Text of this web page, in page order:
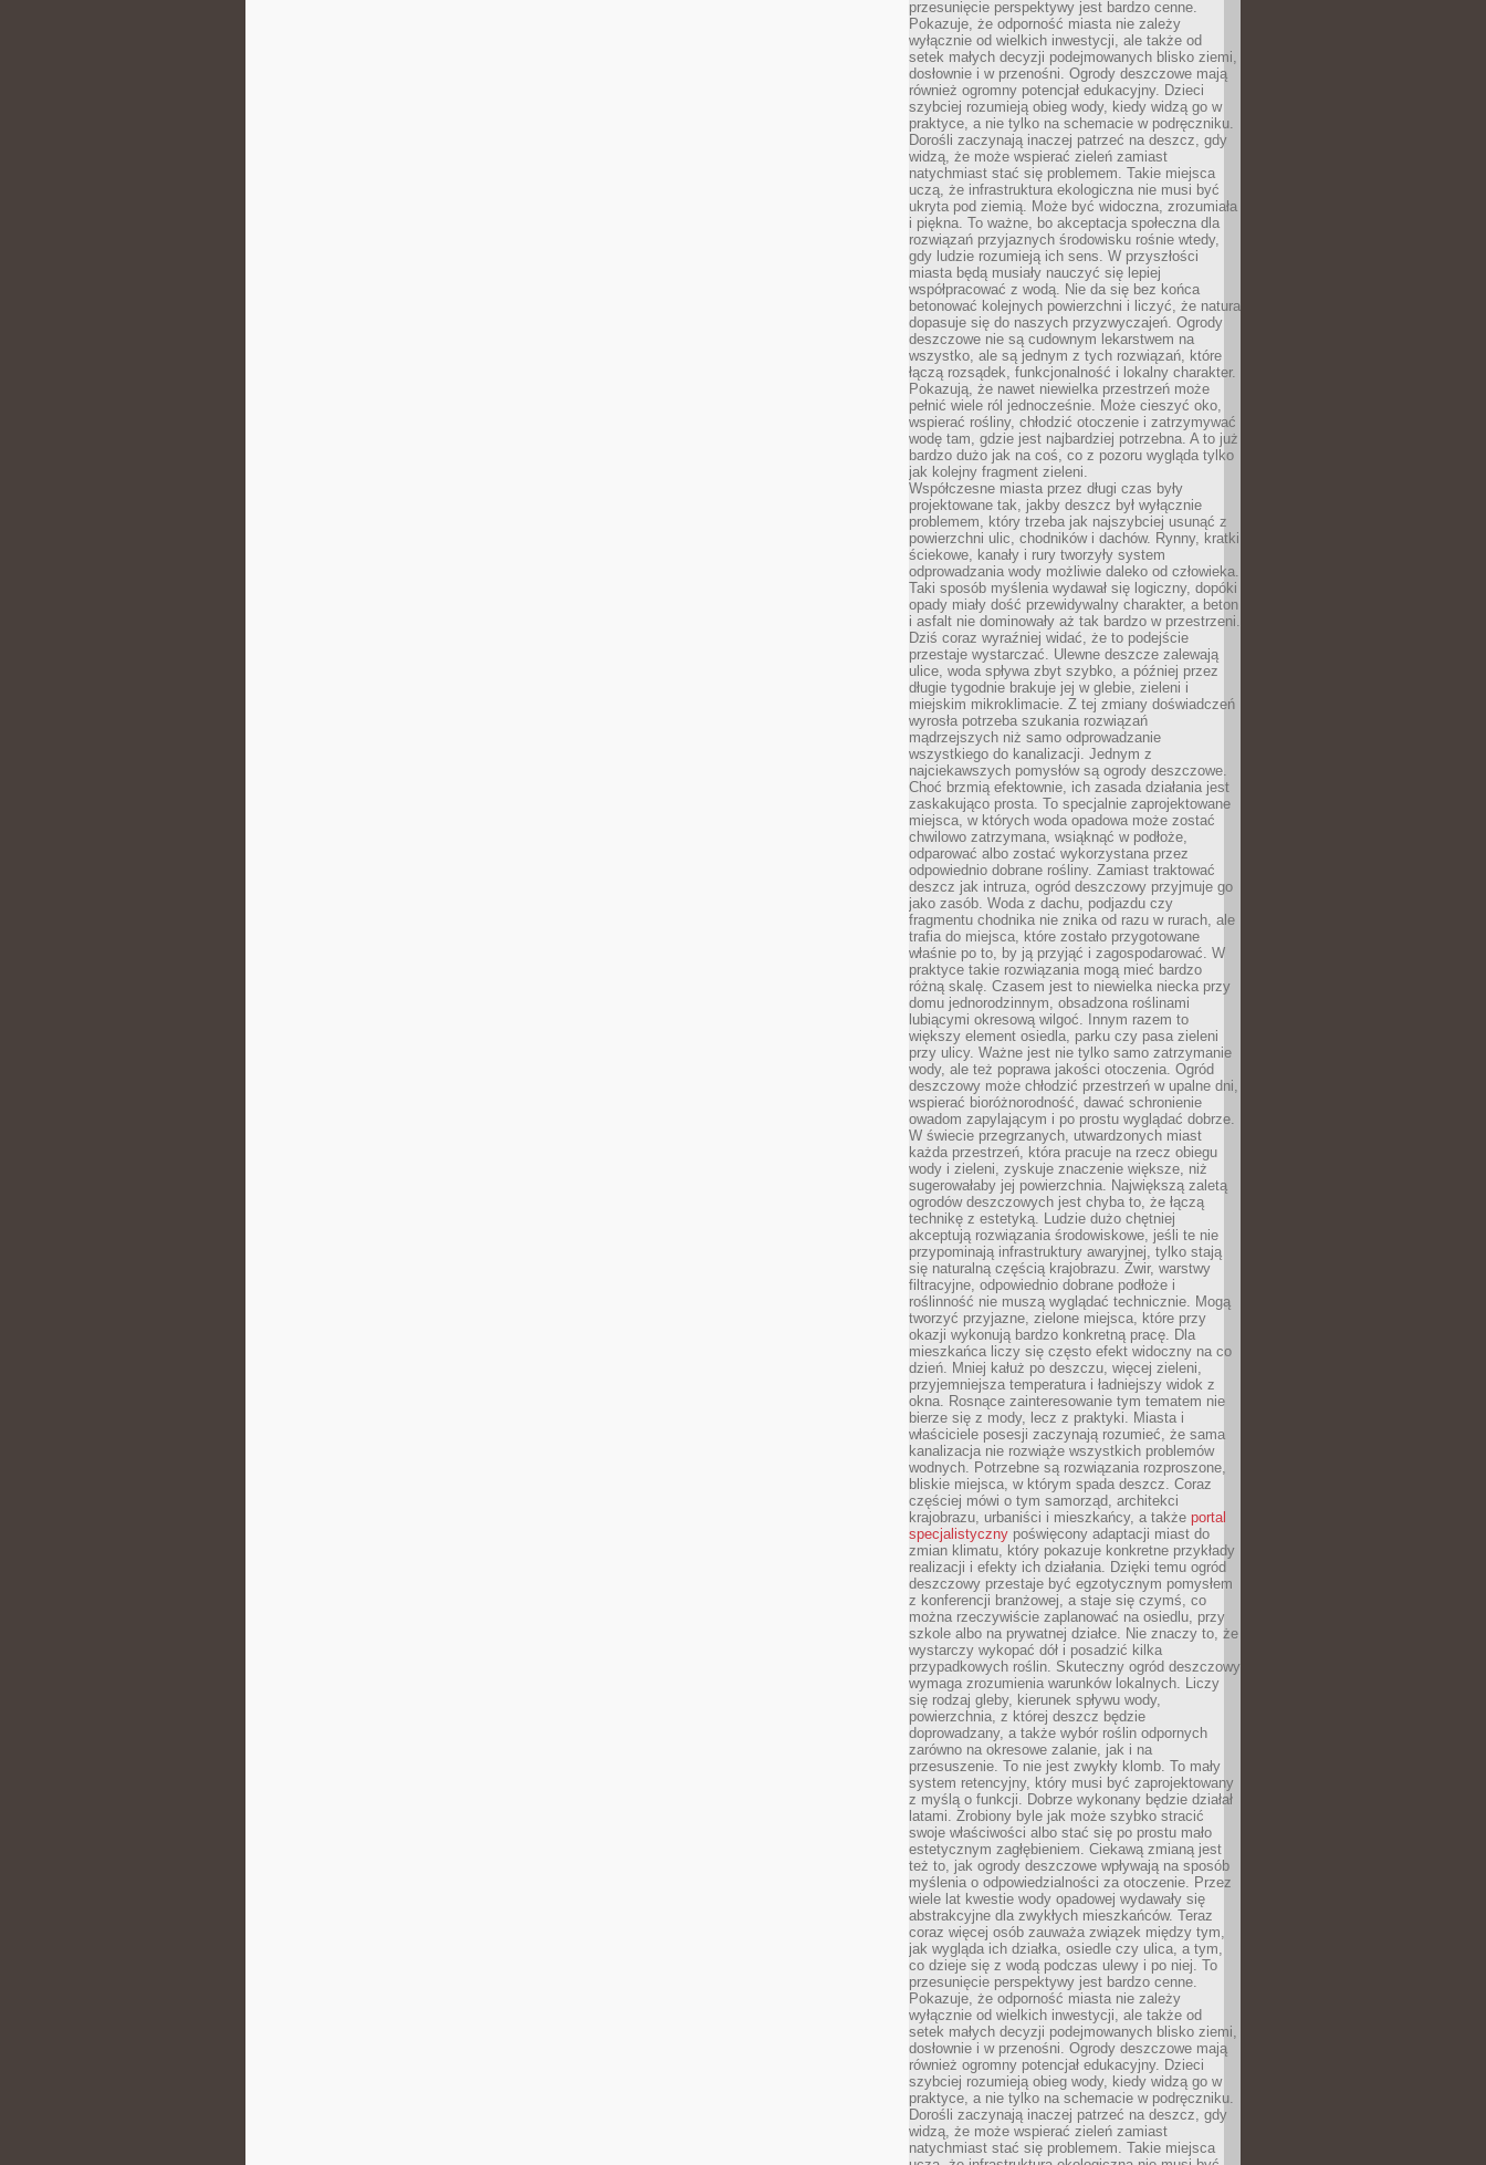
przesunięcie perspektywy jest bardzo cenne.
Pokazuje, że odporność miasta nie zależy
wyłącznie od wielkich inwestycji, ale także od
setek małych decyzji podejmowanych blisko ziemi,
dosłownie i w przenośni. Ogrody deszczowe mają
również ogromny potencjał edukacyjny. Dzieci
szybciej rozumieją obieg wody, kiedy widzą go w
praktyce, a nie tylko na schemacie w podręczniku.
Dorośli zaczynają inaczej patrzeć na deszcz, gdy
widzą, że może wspierać zieleń zamiast
natychmiast stać się problemem. Takie miejsca
uczą, że infrastruktura ekologiczna nie musi być
ukryta pod ziemią. Może być widoczna, zrozumiała
i piękna. To ważne, bo akceptacja społeczna dla
rozwiązań przyjaznych środowisku rośnie wtedy,
gdy ludzie rozumieją ich sens. W przyszłości
miasta będą musiały nauczyć się lepiej
współpracować z wodą. Nie da się bez końca
betonować kolejnych powierzchni i liczyć, że natura
dopasuje się do naszych przyzwyczajeń. Ogrody
deszczowe nie są cudownym lekarstwem na
wszystko, ale są jednym z tych rozwiązań, które
łączą rozsądek, funkcjonalność i lokalny charakter.
Pokazują, że nawet niewielka przestrzeń może
pełnić wiele ról jednocześnie. Może cieszyć oko,
wspierać rośliny, chłodzić otoczenie i zatrzymywać
wodę tam, gdzie jest najbardziej potrzebna. A to już
bardzo dużo jak na coś, co z pozoru wygląda tylko
jak kolejny fragment zieleni.
Współczesne miasta przez długi czas były
projektowane tak, jakby deszcz był wyłącznie
problemem, który trzeba jak najszybciej usunąć z
powierzchni ulic, chodników i dachów. Rynny, kratki
ściekowe, kanały i rury tworzyły system
odprowadzania wody możliwie daleko od człowieka.
Taki sposób myślenia wydawał się logiczny, dopóki
opady miały dość przewidywalny charakter, a beton
i asfalt nie dominowały aż tak bardzo w przestrzeni.
Dziś coraz wyraźniej widać, że to podejście
przestaje wystarczać. Ulewne deszcze zalewają
ulice, woda spływa zbyt szybko, a później przez
długie tygodnie brakuje jej w glebie, zieleni i
miejskim mikroklimacie. Z tej zmiany doświadczeń
wyrosła potrzeba szukania rozwiązań
mądrzejszych niż samo odprowadzanie
wszystkiego do kanalizacji. Jednym z
najciekawszych pomysłów są ogrody deszczowe.
Choć brzmią efektownie, ich zasada działania jest
zaskakująco prosta. To specjalnie zaprojektowane
miejsca, w których woda opadowa może zostać
chwilowo zatrzymana, wsiąknąć w podłoże,
odparować albo zostać wykorzystana przez
odpowiednio dobrane rośliny. Zamiast traktować
deszcz jak intruza, ogród deszczowy przyjmuje go
jako zasób. Woda z dachu, podjazdu czy
fragmentu chodnika nie znika od razu w rurach, ale
trafia do miejsca, które zostało przygotowane
właśnie po to, by ją przyjąć i zagospodarować. W
praktyce takie rozwiązania mogą mieć bardzo
różną skalę. Czasem jest to niewielka niecka przy
domu jednorodzinnym, obsadzona roślinami
lubiącymi okresową wilgoć. Innym razem to
większy element osiedla, parku czy pasa zieleni
przy ulicy. Ważne jest nie tylko samo zatrzymanie
wody, ale też poprawa jakości otoczenia. Ogród
deszczowy może chłodzić przestrzeń w upalne dni,
wspierać bioróżnorodność, dawać schronienie
owadom zapylającym i po prostu wyglądać dobrze.
W świecie przegrzanych, utwardzonych miast
każda przestrzeń, która pracuje na rzecz obiegu
wody i zieleni, zyskuje znaczenie większe, niż
sugerowałaby jej powierzchnia. Największą zaletą
ogrodów deszczowych jest chyba to, że łączą
technikę z estetyką. Ludzie dużo chętniej
akceptują rozwiązania środowiskowe, jeśli te nie
przypominają infrastruktury awaryjnej, tylko stają
się naturalną częścią krajobrazu. Żwir, warstwy
filtracyjne, odpowiednio dobrane podłoże i
roślinność nie muszą wyglądać technicznie. Mogą
tworzyć przyjazne, zielone miejsca, które przy
okazji wykonują bardzo konkretną pracę. Dla
mieszkańca liczy się często efekt widoczny na co
dzień. Mniej kałuż po deszczu, więcej zieleni,
przyjemniejsza temperatura i ładniejszy widok z
okna. Rosnące zainteresowanie tym tematem nie
bierze się z mody, lecz z praktyki. Miasta i
właściciele posesji zaczynają rozumieć, że sama
kanalizacja nie rozwiąże wszystkich problemów
wodnych. Potrzebne są rozwiązania rozproszone,
bliskie miejsca, w którym spada deszcz. Coraz
częściej mówi o tym samorząd, architekci
krajobrazu, urbaniści i mieszkańcy, a także portal
specjalistyczny poświęcony adaptacji miast do
zmian klimatu, który pokazuje konkretne przykłady
realizacji i efekty ich działania. Dzięki temu ogród
deszczowy przestaje być egzotycznym pomysłem
z konferencji branżowej, a staje się czymś, co
można rzeczywiście zaplanować na osiedlu, przy
szkole albo na prywatnej działce. Nie znaczy to, że
wystarczy wykopać dół i posadzić kilka
przypadkowych roślin. Skuteczny ogród deszczowy
wymaga zrozumienia warunków lokalnych. Liczy
się rodzaj gleby, kierunek spływu wody,
powierzchnia, z której deszcz będzie
doprowadzany, a także wybór roślin odpornych
zarówno na okresowe zalanie, jak i na
przesuszenie. To nie jest zwykły klomb. To mały
system retencyjny, który musi być zaprojektowany
z myślą o funkcji. Dobrze wykonany będzie działał
latami. Zrobiony byle jak może szybko stracić
swoje właściwości albo stać się po prostu mało
estetycznym zagłębieniem. Ciekawą zmianą jest
też to, jak ogrody deszczowe wpływają na sposób
myślenia o odpowiedzialności za otoczenie. Przez
wiele lat kwestie wody opadowej wydawały się
abstrakcyjne dla zwykłych mieszkańców. Teraz
coraz więcej osób zauważa związek między tym,
jak wygląda ich działka, osiedle czy ulica, a tym,
co dzieje się z wodą podczas ulewy i po niej. To
przesunięcie perspektywy jest bardzo cenne.
Pokazuje, że odporność miasta nie zależy
wyłącznie od wielkich inwestycji, ale także od
setek małych decyzji podejmowanych blisko ziemi,
dosłownie i w przenośni. Ogrody deszczowe mają
również ogromny potencjał edukacyjny. Dzieci
szybciej rozumieją obieg wody, kiedy widzą go w
praktyce, a nie tylko na schemacie w podręczniku.
Dorośli zaczynają inaczej patrzeć na deszcz, gdy
widzą, że może wspierać zieleń zamiast
natychmiast stać się problemem. Takie miejsca